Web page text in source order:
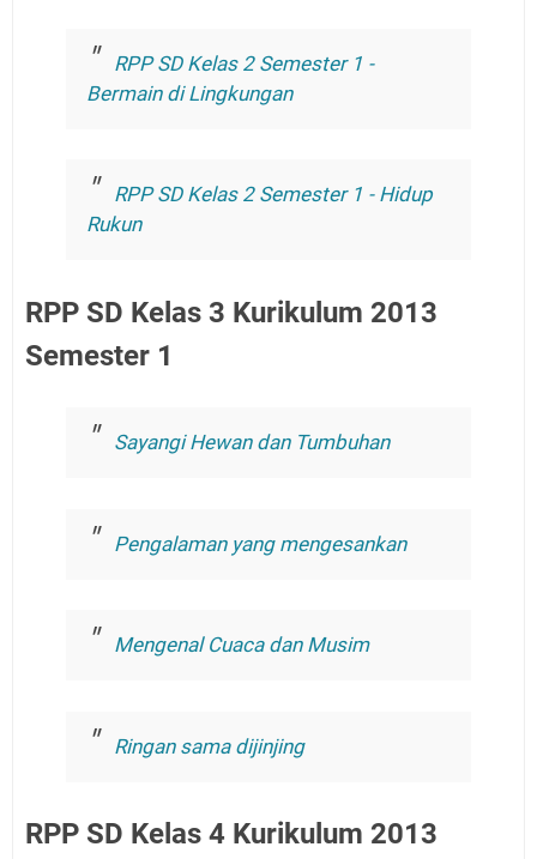
RPP SD Kelas 2 Semester 1 -
Bermain di Lingkungan
RPP SD Kelas 2 Semester 1 - Hidup
Rukun
RPP SD Kelas 3 Kurikulum 2013
Semester 1
Sayangi Hewan dan Tumbuhan
Pengalaman yang mengesankan
Mengenal Cuaca dan Musim
Ringan sama dijinjing
RPP SD Kelas 4 Kurikulum 2013